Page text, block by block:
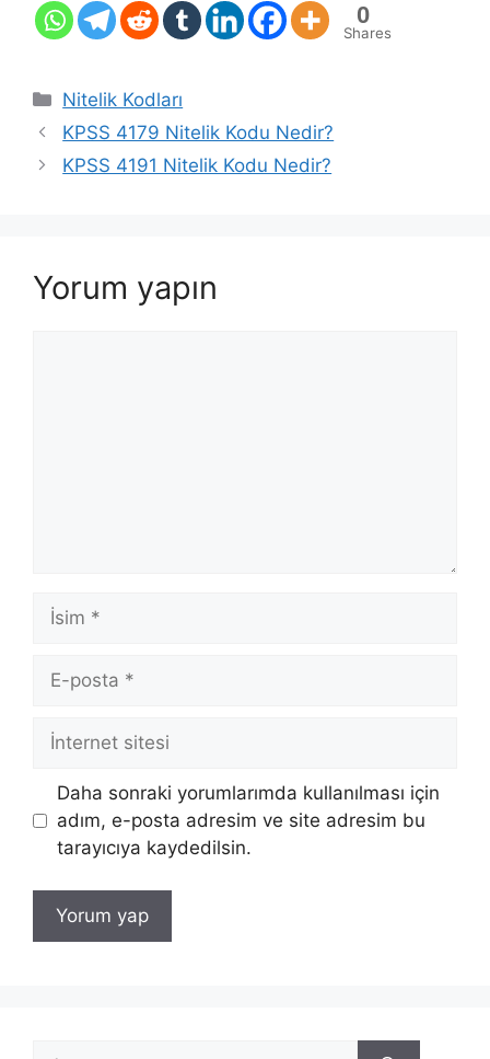
0
Shares
Kategoriler
Nitelik Kodları
KPSS 4179 Nitelik Kodu Nedir?
KPSS 4191 Nitelik Kodu Nedir?
Yorum yapın
İsim
posta
İnternet
Daha sonraki yorumlarımda kullanılması için
adım, e-posta adresim ve site adresim bu
tarayıcıya kaydedilsin.